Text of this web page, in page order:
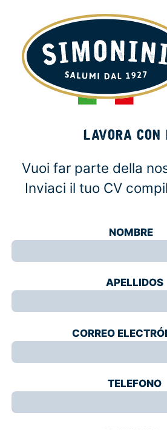
LAVORA CON
Vuoi far parte della
Inviaci il tuo CV
NOMBRE
APELLIDOS
CORREO
TELEFONO